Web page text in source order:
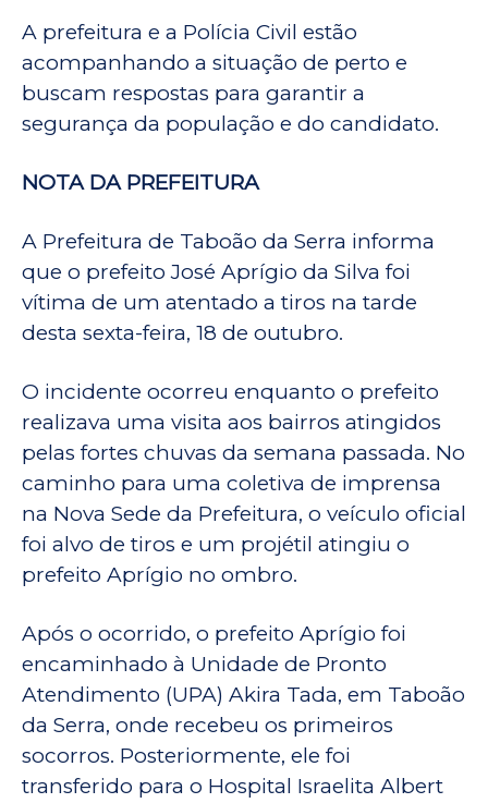
A prefeitura e a Polícia Civil estão
acompanhando a situação de perto e
buscam respostas para garantir a
segurança da população e do candidato.
NOTA DA PREFEITURA
A Prefeitura de Taboão da Serra informa
que o prefeito José Aprígio da Silva foi
vítima de um atentado a tiros na tarde
desta sexta-feira, 18 de outubro.
O incidente ocorreu enquanto o prefeito
realizava uma visita aos bairros atingidos
pelas fortes chuvas da semana passada. No
caminho para uma coletiva de imprensa
na Nova Sede da Prefeitura, o veículo oficial
foi alvo de tiros e um projétil atingiu o
prefeito Aprígio no ombro.
Após o ocorrido, o prefeito Aprígio foi
encaminhado à Unidade de Pronto
Atendimento (UPA) Akira Tada, em Taboão
da Serra, onde recebeu os primeiros
socorros. Posteriormente, ele foi
transferido para o Hospital Israelita Albert